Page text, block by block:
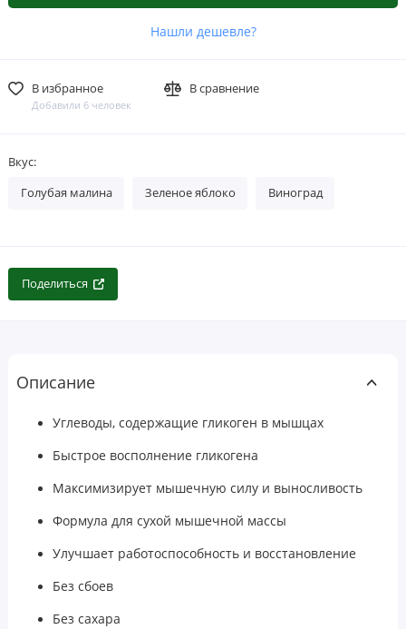
Нашли дешевле?
В избранное
Добавили 6 человек
В сравнение
Вкус:
Голубая малина Зеленое яблоко Виноград
Поделиться
Описание
Углеводы, содержащие гликоген в мышцах
Быстрое восполнение гликогена
Максимизирует мышечную силу и выносливость
Формула для сухой мышечной массы
Улучшает работоспособность и восстановление
Без сбоев
Без сахара